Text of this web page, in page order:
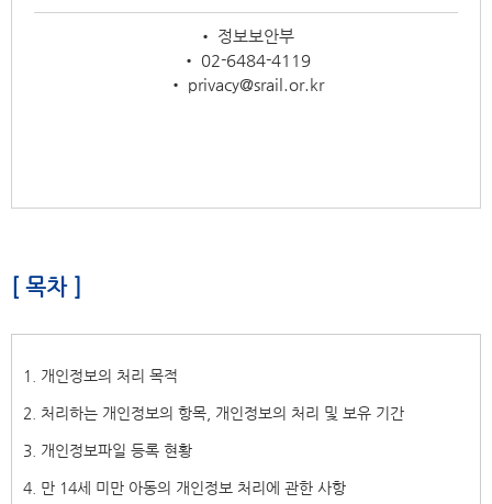
• 정보보안부
• 02-6484-4119
• privacy@srail.or.kr
[ 목차 ]
1. 개인정보의 처리 목적
2. 처리하는 개인정보의 항목, 개인정보의 처리 및 보유 기간
3. 개인정보파일 등록 현황
4. 만 14세 미만 아동의 개인정보 처리에 관한 사항